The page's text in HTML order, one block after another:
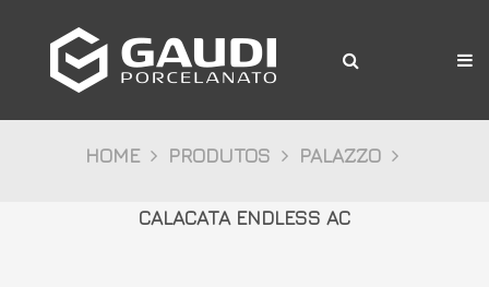
A Gaudi
Produtos
HOME PRODUTOS PALAZZO
CALACATA ENDLESS AC